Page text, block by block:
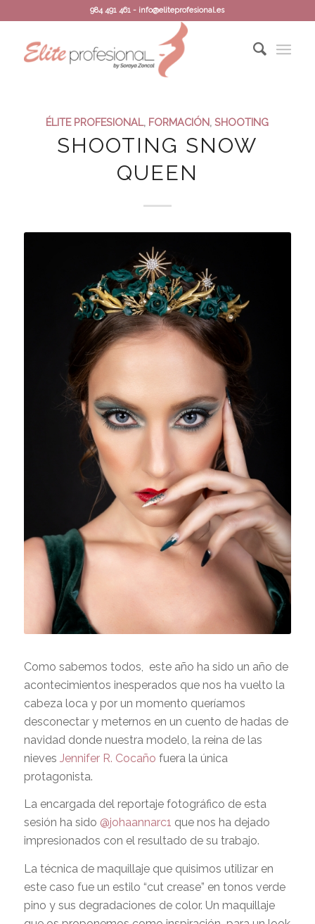
984 491 461 - info@eliteprofesional.es
ÉLITE PROFESIONAL, FORMACIÓN,SHOOTING
SHOOTING SNOW
QUEEN
Como sabemos todos,
este año ha sido un año de
acontecimientos inesperados que nos ha vuelto la
cabeza loca y por un momento queríamos
desconectar y meternos en un cuento de hadas de
navidad donde nuestra modelo, la reina de las
nieves Jennifer R. Cocaño fuera la única
protagonista.
La encargada del reportaje fotográfico de esta
sesión ha sido @johaannarc1 que nos ha dejado
impresionados con el resultado de su trabajo.
La técnica de maquillaje que quisimos utilizar en
este caso fue un estilo “cut crease” en tonos verde
pino y sus degradaciones de color. Un maquillaje